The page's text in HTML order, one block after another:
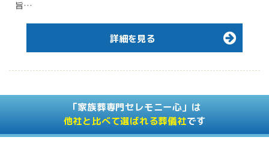
旨…
詳細を見る
「家族葬専門セレモニー心」は
他社と比べて選ばれる葬儀社です